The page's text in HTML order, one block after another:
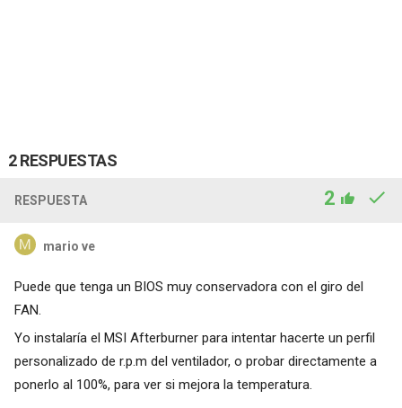
2 RESPUESTAS
RESPUESTA 2
mario ve
Puede que tenga un BIOS muy conservadora con el giro del
FAN.
Yo instalaría el MSI Afterburner para intentar hacerte un perfil
personalizado de r.p.m del ventilador, o probar directamente a
ponerlo al 100%, para ver si mejora la temperatura.